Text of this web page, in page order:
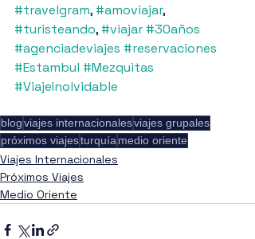
#travelgram, #amoviajar,
#turisteando, #viajar #30años
#agenciadeviajes #reservaciones
#Estambul #Mezquitas
#ViajeInolvidable
blogviajes internacionalesviajes grupales
próximos viajesturquía medio oriente
Viajes Internacionales
Próximos Viajes
Medio Oriente